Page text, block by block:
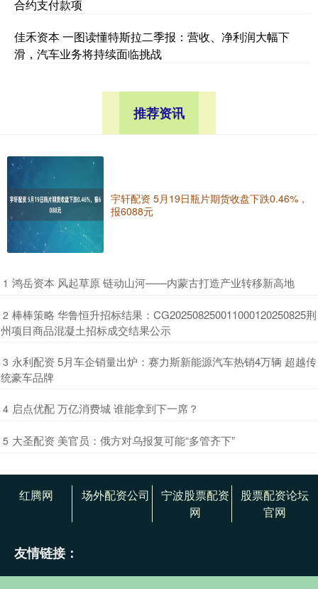
合约支付款项
佳禾资本 一图读懂特斯拉二季报：营收、净利润大幅下
滑，汽车业务将持续面临挑战
推荐资讯
宇轩配资 5月19日瓶片期货收盘下跌0.46%，
报6088元
1 ​鸿岳资本 风起草原 链动山河——内蒙古打造产业转移新高地
2 ​棒棒策略 华鲁恒升招标结果：CG202508250011000120250825荆
州项目商品混凝土招标成交结果公示
3 ​永利配资 5月车企销量出炉：赛力斯新能源汽车热销4万辆 超越传
统豪车品牌
4 ​启点优配 万亿消费城 谁能拿到下一席？
5 ​大圣配资 美官员：俄方对乌报复可能“多管齐下”
红腾网 场外配资公司
宁波股票配资
网
股票配资论坛
官网
友情链接：